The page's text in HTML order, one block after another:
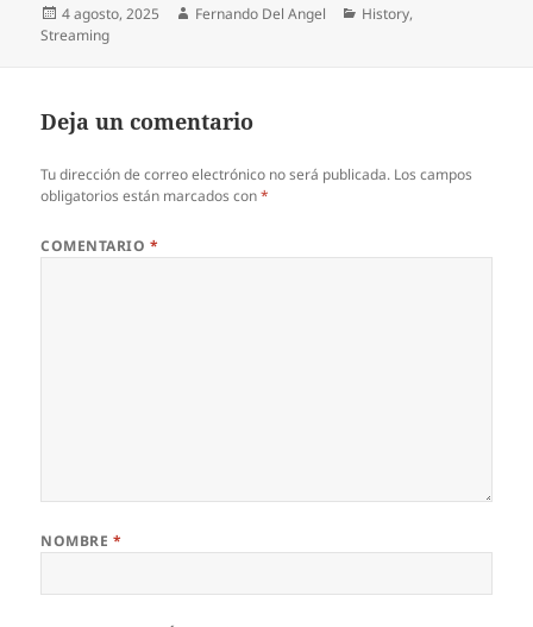
Publicado
el
4 agosto, 2025 Autor
Fernando Del Angel Categorías
History,
Streaming
Deja un comentario
Tu dirección de correo electrónico no será publicada. Los campos
obligatorios están marcados con*
COMENTARIO *
NOMBRE *